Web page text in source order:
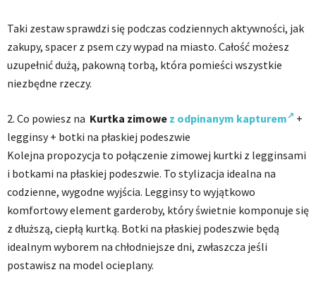
Taki zestaw sprawdzi się podczas codziennych aktywności, jak
zakupy, spacer z psem czy wypad na miasto. Całość możesz
uzupełnić dużą, pakowną torbą, która pomieści wszystkie
niezbędne rzeczy.
2. Co powiesz na Kurtka zimowe z odpinanym kapturem
+
legginsy + botki na płaskiej podeszwie
Kolejna propozycja to połączenie zimowej kurtki z legginsami
i botkami na płaskiej podeszwie. To stylizacja idealna na
codzienne, wygodne wyjścia. Legginsy to wyjątkowo
komfortowy element garderoby, który świetnie komponuje się
z dłuższą, ciepłą kurtką. Botki na płaskiej podeszwie będą
idealnym wyborem na chłodniejsze dni, zwłaszcza jeśli
postawisz na model ocieplany.